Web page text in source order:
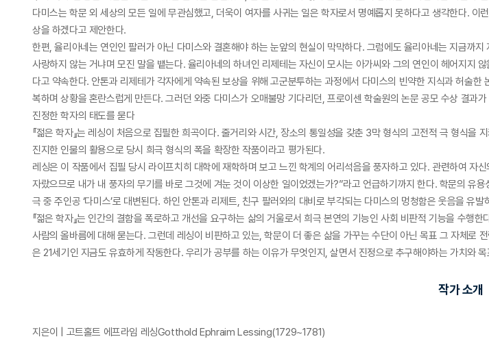
다미스는 학문 외 세상의 모든 일에 무관심했고, 더욱이 여자를 사귀는 일은 학자로서 명예롭지 못하다고 생각한다.
상을 하겠다고 제안한다.
한편, 율리아네는 연인인 팔러가 아닌 다미스와 결혼해야 하는 눈앞의 현실이 막막하다. 그럼에도 율리아네는 지금까
사랑하지 않는 거냐며 모진 말을 뱉는다. 율리아네의 하녀인 리제테는 자신이 모시는 아가씨와 그의 연인이 헤어지지
다고 약속한다. 안톤과 리제테가 각자에게 약속된 보상을 위해 고군분투하는 과정에서 다미스의 빈약한 지식과 허술
복하며 상황을 혼란스럽게 만든다. 그러던 와중 다미스가 오매불망 기다리던, 프로이센 학술원의 논문 공모 수상 결과
진정한 학자의 태도를 묻다
『젊은 학자』는 레싱이 처음으로 집필한 희곡이다. 줄거리와 시간, 장소의 통일성을 갖춘 3막 형식의 고전적 극 형
진지한 인물의 활용으로 당시 희극 형식의 폭을 확장한 작품이라고 평가된다.
레싱은 이 작품에서 집필 당시 라이프치히 대학에 재학하며 보고 느낀 학계의 어리석음을 풍자하고 있다. 관련하여 자
자랐으므로 내가 내 풍자의 무기를 바로 그것에 겨눈 것이 이상한 일이었겠는가?”라고 언급하기까지 한다. 학문의 유
극 중 주인공 ‘다미스’로 대변된다. 하인 안톤과 리제트, 친구 팔러와의 대비로 부각되는 다미스의 멍청함은 웃음을 유
『젊은 학자』는 인간의 결함을 폭로하고 개선을 요구하는 삶의 거울로서 희극 본연의 기능인 사회 비판적 기능을 수
사람의 올바름에 대해 묻는다. 그런데 레싱이 비판하고 있는, 학문이 더 좋은 삶을 가꾸는 수단이 아닌 목표 그 자체로
은 21세기인 지금도 유효하게 작동한다. 우리가 공부를 하는 이유가 무엇인지, 살면서 진정으로 추구해야하는 가치와
작가 소개
지은이 | 고트홀트 에프라임 레싱Gotthold Ephraim Lessing(1729~1781)